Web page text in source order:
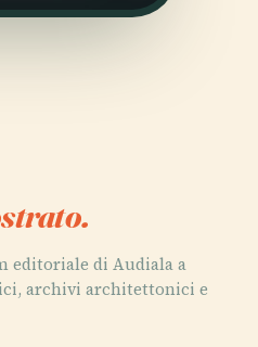
editoriale di Audiala a
archivi architettonici e